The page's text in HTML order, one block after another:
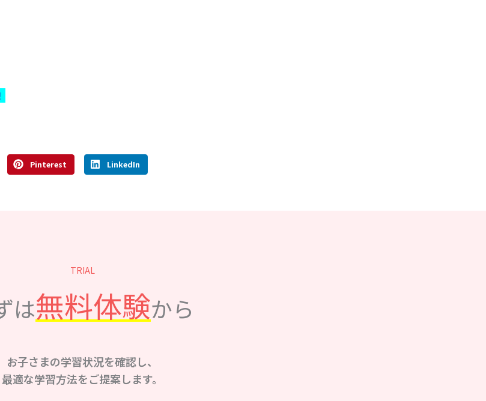
Pinterest LinkedIn
TRIAL
は無料体験から
お子さまの学習状況を確認し、
最適な学習方法をご提案します。